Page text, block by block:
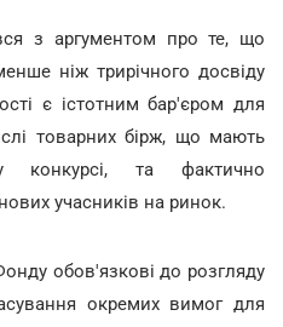
з аргументом про те, що
ніж трирічного досвіду
є істотним бар'єром для
товарних бірж, що мають
та фактично
учасників на ринок.
обов'язкові до розгляду
окремих вимог для